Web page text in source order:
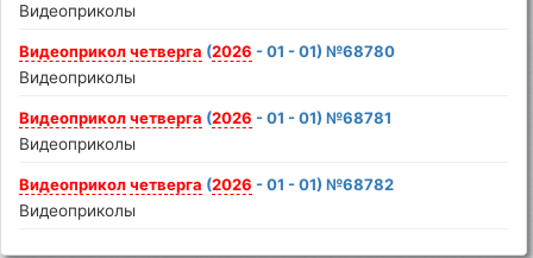
Видеоприколы
Видеоприкол четверга (2026 - 01 - 01) №68780
Видеоприколы
Видеоприкол четверга (2026 - 01 - 01) №68781
Видеоприколы
Видеоприкол четверга (2026 - 01 - 01) №68782
Видеоприколы